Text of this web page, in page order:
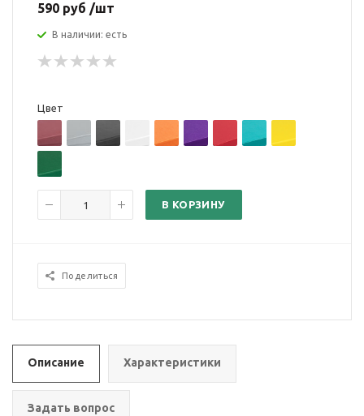
590 руб /шт
В наличии: есть
Цвет
В КОРЗИНУ
Поделиться
Описание Характеристики
Задать вопрос